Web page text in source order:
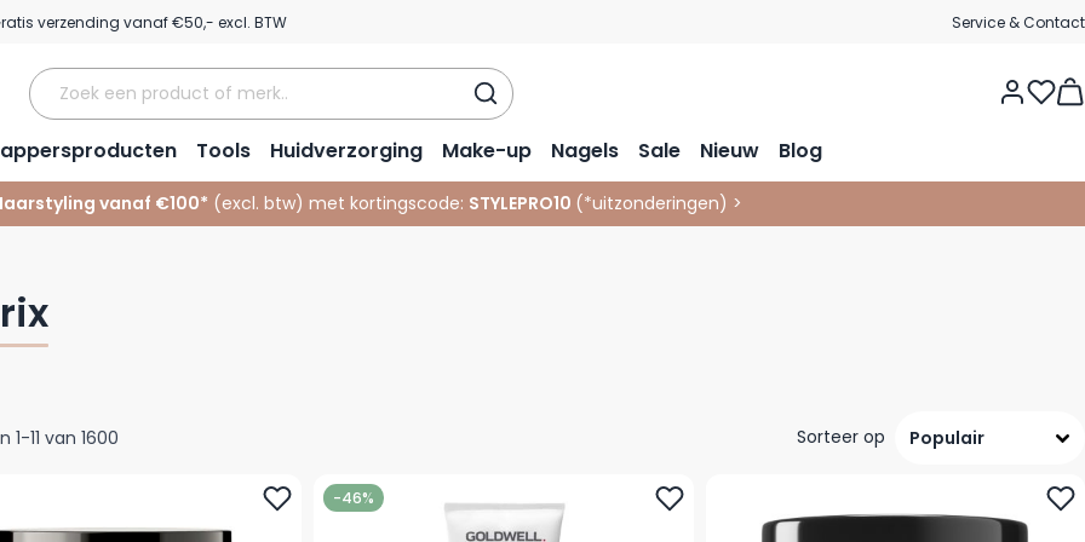
verzending vanaf €50,- excl. BTW Service & Contact
Tools Huidverzorging Make-up Nagels Sale Nieuw Blog
vanaf €100* (excl. btw) met kortingscode: STYLEPRO10 (*uitzonderingen) >
1-11 van 1600 Sorteer op
-46%